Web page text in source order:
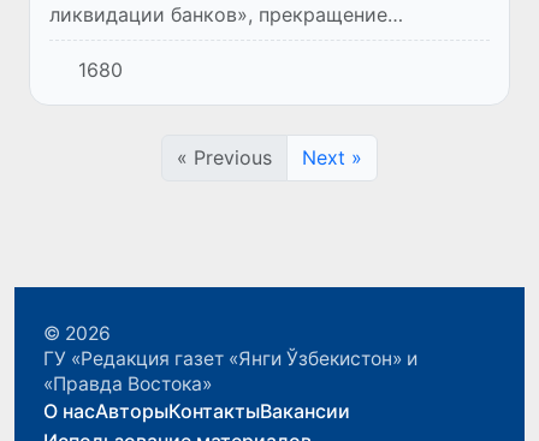
ликвидации банков», прекращение
деятельности и ликвидация банка могут
быть осуществлены в форме добровольной
ликвидации или принудительной лик...
1680
« Previous Next »
© 2026
ГУ «Редакция газет «Янги Ўзбекистон» и
«Правда Востока»
О насАвторыКонтактыВакансии